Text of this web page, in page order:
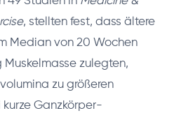
, stellten fest, dass ältere
Median von 20 Wochen
Muskelmasse zulegten,
zu größeren
kurze Ganzkörper-